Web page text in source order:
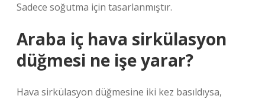
Sadece soğutma için tasarlanmıştır.
Araba iç hava sirkülasyon
düğmesi ne işe yarar?
Hava sirkülasyon düğmesine iki kez basıldıysa,